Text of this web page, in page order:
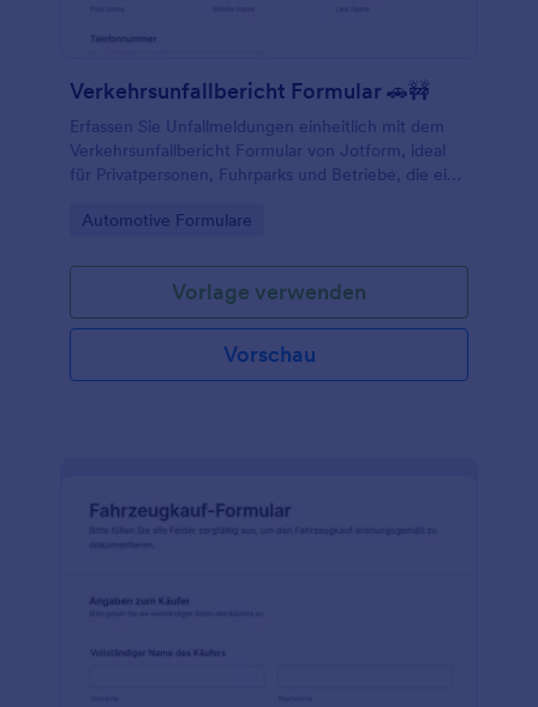
Verkehrsunfallbericht Formular 🚗🚧
Erfassen Sie Unfallmeldungen einheitlich mit dem
Verkehrsunfallbericht Formular von Jotform, ideal
für Privatpersonen, Fuhrparks und Betriebe, die eine
Formularantworten benötigen.
Go to Category:
Automotive Formulare
Vorlage verwenden
Vorschau